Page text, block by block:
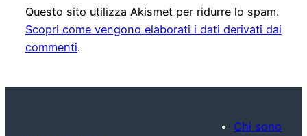
Questo sito utilizza Akismet per ridurre lo spam.
Scopri come vengono elaborati i dati derivati dai
commenti.
Chi sono